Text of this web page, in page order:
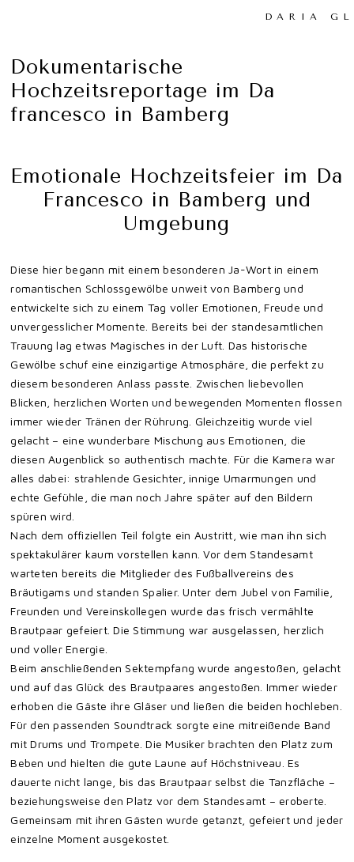
DARIA
Dokumentarische
Hochzeitsreportage im Da
francesco in Bamberg
Emotionale Hochzeitsfeier im Da
Francesco in Bamberg und
Umgebung
Diese hier begann mit einem besonderen Ja-Wort in einem
romantischen Schlossgewölbe unweit von Bamberg und
entwickelte sich zu einem Tag voller Emotionen, Freude und
unvergesslicher Momente. Bereits bei der standesamtlichen
Trauung lag etwas Magisches in der Luft. Das historische
Gewölbe schuf eine einzigartige Atmosphäre, die perfekt zu
diesem besonderen Anlass passte. Zwischen liebevollen
Blicken, herzlichen Worten und bewegenden Momenten flossen
immer wieder Tränen der Rührung. Gleichzeitig wurde viel
gelacht – eine wunderbare Mischung aus Emotionen, die
diesen Augenblick so authentisch machte. Für die Kamera war
alles dabei: strahlende Gesichter, innige Umarmungen und
echte Gefühle, die man noch Jahre später auf den Bildern
spüren wird.
Nach dem offiziellen Teil folgte ein Austritt, wie man ihn sich
spektakulärer kaum vorstellen kann. Vor dem Standesamt
warteten bereits die Mitglieder des Fußballvereins des
Bräutigams und standen Spalier. Unter dem Jubel von Familie,
Freunden und Vereinskollegen wurde das frisch vermählte
Brautpaar gefeiert. Die Stimmung war ausgelassen, herzlich
und voller Energie.
Beim anschließenden Sektempfang wurde angestoßen, gelacht
und auf das Glück des Brautpaares angestoßen. Immer wieder
erhoben die Gäste ihre Gläser und ließen die beiden hochleben.
Für den passenden Soundtrack sorgte eine mitreißende Band
mit Drums und Trompete. Die Musiker brachten den Platz zum
Beben und hielten die gute Laune auf Höchstniveau. Es
dauerte nicht lange, bis das Brautpaar selbst die Tanzfläche –
beziehungsweise den Platz vor dem Standesamt – eroberte.
Gemeinsam mit ihren Gästen wurde getanzt, gefeiert und jeder
einzelne Moment ausgekostet.